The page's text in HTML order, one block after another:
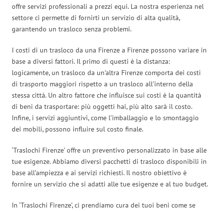
offre servizi professionali a prezzi equi. La nostra esperienza nel
settore ci permette di fornirti un servizio di alta qualità,
garantendo un trasloco senza problemi.
I costi di un trasloco da una Firenze a Firenze possono variare in
base a diversi fattori. Il primo di questi è la distanza:
logicamente, un trasloco da un’altra Firenze comporta dei costi
di trasporto maggiori rispetto a un trasloco all’interno della
stessa città. Un altro fattore che influisce sui costi è la quantità
di beni da trasportare: più oggetti hai, più alto sarà il costo.
Infine, i servizi aggiuntivi, come l’imballaggio e lo smontaggio
dei mobili, possono influire sul costo finale.
‘Traslochi Firenze’ offre un preventivo personalizzato in base alle
tue esigenze. Abbiamo diversi pacchetti di trasloco disponibili in
base all’ampiezza e ai servizi richiesti. Il nostro obiettivo è
fornire un servizio che si adatti alle tue esigenze e al tuo budget.
In ‘Traslochi Firenze’, ci prendiamo cura dei tuoi beni come se